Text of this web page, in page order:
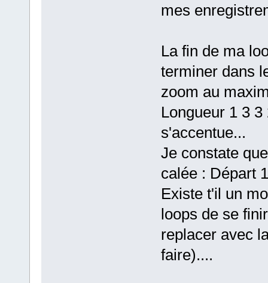
mes
La fin de ma
terminer dans
zoom au
Longueur 1 3
s'accentue...
Je constate
calée : Départ
Existe t'il un
loops de se
replacer avec
faire)....